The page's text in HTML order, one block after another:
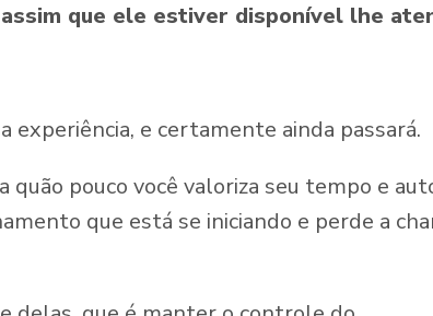
que ele estiver disponível lhe
experiência, e certamente ainda passará.
pouco você valoriza seu tempo e
que está se iniciando e perde a